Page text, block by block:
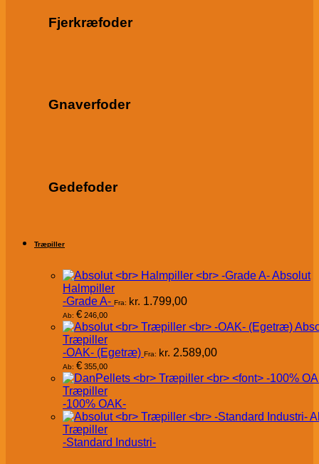
Fjerkræfoder
Gnaverfoder
Gedefoder
Træpiller
Absolut
Halmpiller
-Grade A- Fra: kr. 1.799,00
Ab: € 246,00
Træpiller
-OAK- (Egetræ) Fra: kr. 2.589,00
Ab: € 355,00
Træpiller
-100% OAK-
Træpiller
-Standard Industri-